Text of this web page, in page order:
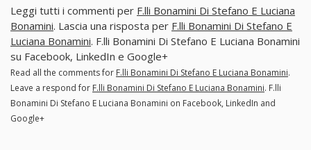
Leggi tutti i commenti per F.lli Bonamini Di Stefano E Luciana
Bonamini. Lascia una risposta per F.lli Bonamini Di Stefano E
Luciana Bonamini. F.lli Bonamini Di Stefano E Luciana Bonamini
su Facebook, LinkedIn e Google+
Read all the comments for F.lli Bonamini Di Stefano E Luciana Bonamini.
Leave a respond for F.lli Bonamini Di Stefano E Luciana Bonamini. F.lli
Bonamini Di Stefano E Luciana Bonamini on Facebook, LinkedIn and
Google+